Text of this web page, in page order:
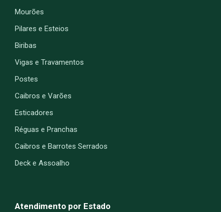
Mourões
Pilares e Esteios
Biribas
Vigas e Travamentos
Postes
Caibros e Varões
Esticadores
Réguas e Pranchas
Caibros e Barrotes Serrados
Deck e Assoalho
Atendimento por Estado